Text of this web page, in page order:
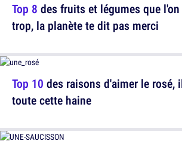
Top 8 des fruits et légumes que
trop, la planète te dit pas merci
Top 10 des raisons d'aimer le rosé,
toute cette haine